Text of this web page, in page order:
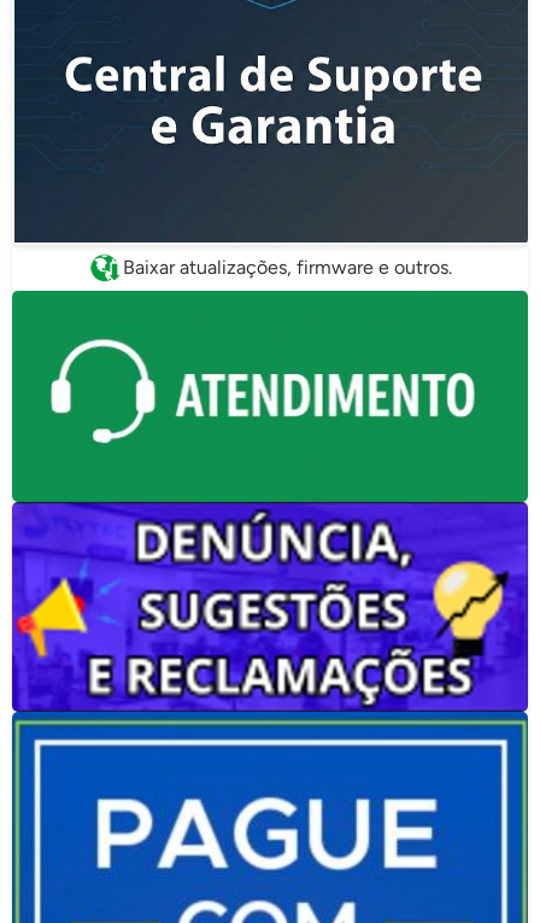
Baixar atualizações, firmware e outros.